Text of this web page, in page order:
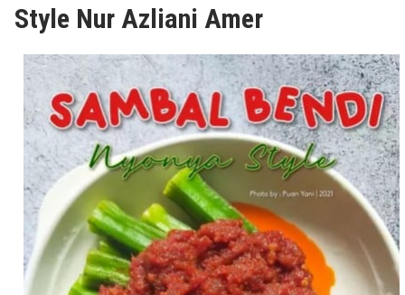
Style Nur Azliani Amer